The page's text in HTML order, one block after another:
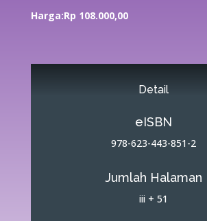
Harga:Rp 108.000,00
Detail
eISBN
978-623-443-851-2
Jumlah Halaman
iii + 51